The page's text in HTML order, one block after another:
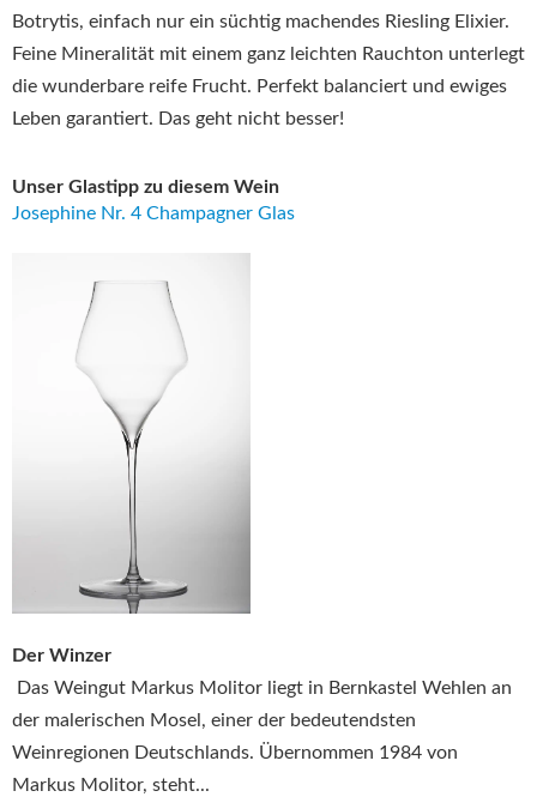
Botrytis, einfach nur ein süchtig machendes Riesling Elixier.
Feine Mineralität mit einem ganz leichten Rauchton unterlegt
die wunderbare reife Frucht. Perfekt balanciert und ewiges
Leben garantiert. Das geht nicht besser!
Unser Glastipp zu diesem Wein
Josephine Nr. 4 Champagner Glas
Der Winzer
Das Weingut Markus Molitor liegt in Bernkastel Wehlen an
der malerischen Mosel, einer der bedeutendsten
Weinregionen Deutschlands. Übernommen 1984 von
Markus Molitor, steht...